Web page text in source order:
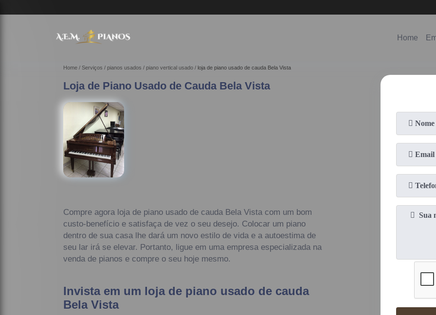
Home
Home Serviços pianos usados piano vertical usado loja de piano usado de cauda Bela Vista
Loja de Piano Usado de Cauda Bela Vista
Compre agora loja de piano usado de cauda Bela Vista com um bom
custo-benefício e satisfaça de vez o seu desejo. Colocar um piano
dentro de sua casa lhe dará um novo estilo de vida e a autoestima de
seu lar irá se elevar. Portanto, ligue em uma empresa especializada na
venda de pianos e compre o seu hoje mesmo.
Invista em um loja de piano usado de cauda
Bela Vista